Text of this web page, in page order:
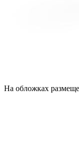
На обложках